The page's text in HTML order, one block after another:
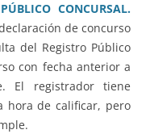
CONCURSAL.
de concurso
del Registro Público
con fecha anterior a
El registrador tiene
hora de calificar, pero